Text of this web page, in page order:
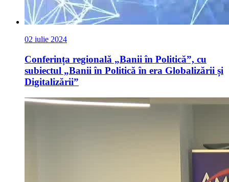
02 iulie 2024
Conferința regională „Banii în Politică”, cu
subiectul „Banii în Politică în era Globalizării și
Digitalizării”